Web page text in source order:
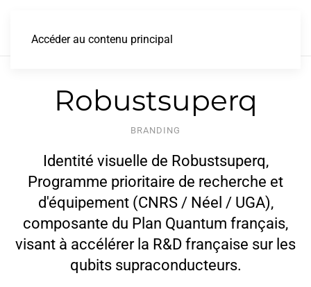
Accéder au contenu principal
Robustsuperq
BRANDING
Identité visuelle de Robustsuperq,
Programme prioritaire de recherche et
d'équipement (CNRS / Néel / UGA),
composante du Plan Quantum français,
visant à accélérer la R&D française sur les
qubits supraconducteurs.